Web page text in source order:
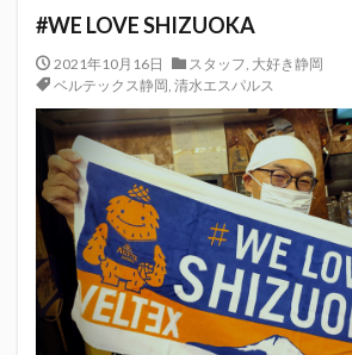
#WE LOVE SHIZUOKA
2021年10月16日 スタッフ, 大好き静岡
ベルテックス静岡, 清水エスパルス
Jリーグ
Repubrew
いわてグルージャ盛岡
うなぎパイ
おがわ
おんな泣かせ
くふうハヤテベンチャーズ静岡
こっ
たけしの挑戦状
たけし軍団
ち
どんどん
はごろもフーズ みか
アスルクラロ沼津
アビスパ福岡
イカゲーム
インチキおじさん
エスパルス登山部
エルゴラッソ
カップヌードル
カツオ カミュ